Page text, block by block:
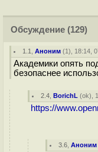
Обсуждение (129)
1.1 ,Аноним (1), 18:14,
Академики опять
безопаснее
2.4 ,BorichL (ok),
https://
3.6 ,Аноним